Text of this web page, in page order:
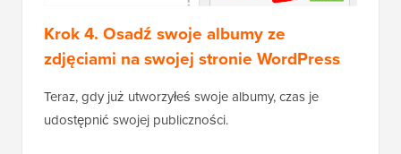
Krok 4. Osadź swoje albumy ze
zdjęciami na swojej stronie WordPress
Teraz, gdy już utworzyłeś swoje albumy, czas je
udostępnić swojej publiczności.